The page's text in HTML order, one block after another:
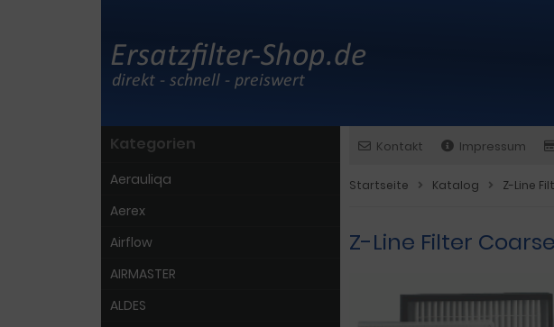
Kontakt Impressum
Startseite Katalog Z-Line
Z-Line Filter
Kategorien
Aerauliqa
Aerex
Airflow
AIRMASTER
ALDES